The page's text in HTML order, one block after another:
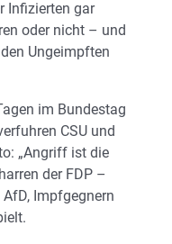
Infizierten gar
oder nicht – und
Ungeimpften
im Bundestag
CSU und
„Angriff ist die
der FDP –
Impfgegnern